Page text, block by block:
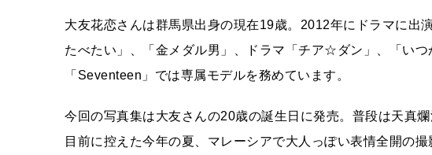
大友花恋さんは群馬県出身の現在19歳。2012年にドラマに出
たべたい」、「金メダル男」、ドラマ「チア☆ダン」、「い
「Seventeen」では専属モデルを務めています。
今回の写真集は大友さんの20歳の誕生日に発売。普段は天真
目前に控えた今年の夏、マレーシアで大人っぽい表情全開の